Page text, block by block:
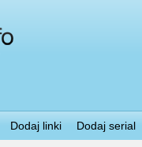
Dodaj linki Dodaj serial